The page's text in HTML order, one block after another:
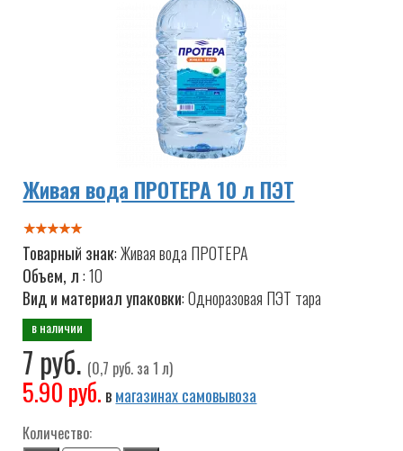
Живая вода ПРОТЕРА 10 л ПЭТ
Товарный знак: Живая вода ПРОТЕРА
Объем, л: 10
Вид и материал упаковки: Одноразовая ПЭТ тара
в наличии
7 руб. (0,7 руб. за 1 л)
5.90 руб. вмагазинах самовывоза
Количество: